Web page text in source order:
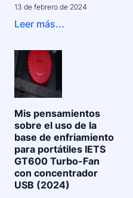
13 de febrero de 2024
Leer más...
Mis pensamientos
sobre el uso de la
base de enfriamiento
para portátiles IETS
GT600 Turbo-Fan
con concentrador
USB (2024)